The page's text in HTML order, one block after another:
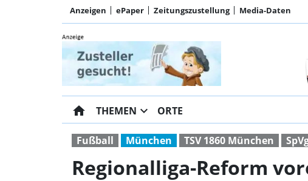
Anzeigen ePaper Zeitungszustellung Media-Daten
home THEMEN expand_more ORTE
Fußball München TSV 1860 München
Regionalliga-Reform